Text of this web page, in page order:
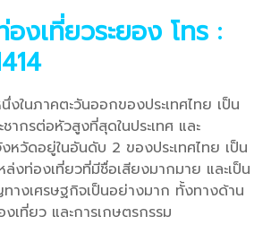
องเที่ยวระยองโทร :
ในภาคตะวันออกของประเทศไทย เป็น
ากรต่อหัวสูงที่สุดในประเทศ และ
วัดอยู่ในอันดับ 2 ของประเทศไทย เป็น
งท่องเที่ยวที่มีชื่อเสียงมากมาย และเป็น
างเศรษฐกิจเป็นอย่างมาก ทั้งทางด้าน
เที่ยว และการเกษตรกรรม